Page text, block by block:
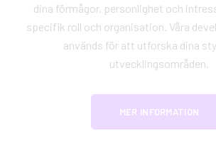
dina förmågor, personlighet och
specifik roll och organisation. Våra
används för att utforska dina
utvecklingsområden.
MER INFORMATION